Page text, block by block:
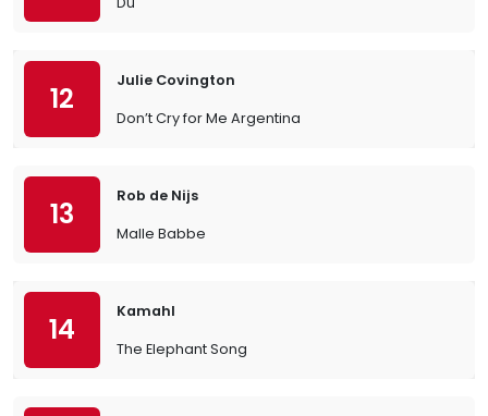
12
Julie Covington
Don’t Cry for Me Argentina
13
Rob de Nijs
Malle Babbe
14
Kamahl
The Elephant Song